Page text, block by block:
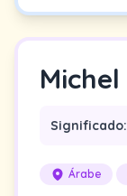
Michel
Significado:
Árabe